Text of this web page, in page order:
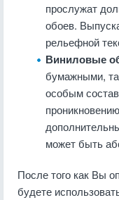
прослужат
обоев.
рельефной
Виниловые
бумажными,
особым
может быть
После того как Вы
будете